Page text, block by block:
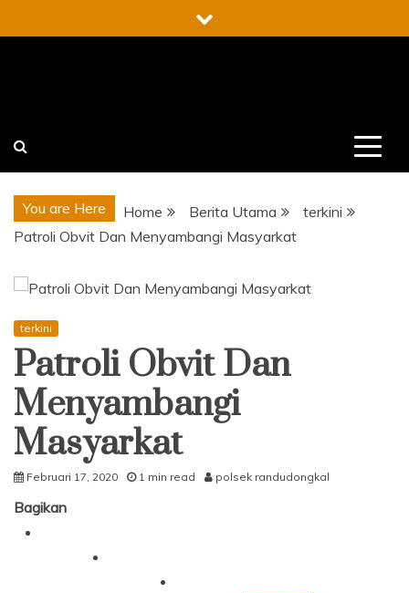
to
You are Here Home Berita Utama
terkini
Patroli Obvit Dan Menyambangi Masyarkat
terkini
Patroli Obvit Dan
Menyambangi
Masyarkat
Februari 17, 2020 1 min read polsek randudongkal
Bagikan